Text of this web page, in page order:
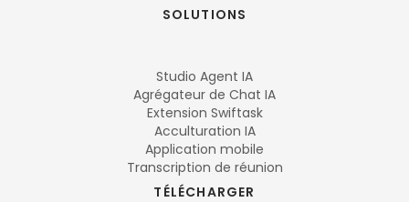
SOLUTIONS
Studio Agent IA
Agrégateur de Chat IA
Extension Swiftask
Acculturation IA
Application mobile
Transcription de réunion
TÉLÉCHARGER